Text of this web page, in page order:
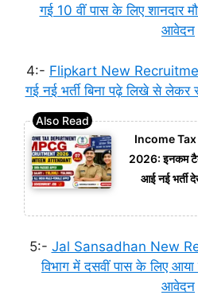
गई 10 वीं पास के लिए शानदार
आवेदन
4:- Flipkart New
गई नई भर्ती बिना पढ़े लिखे से
Income
2026: इनकम
आई नई भर्ती
5:- Jal Sansadhan New
विभाग में दसवीं पास के लिए
आवेदन